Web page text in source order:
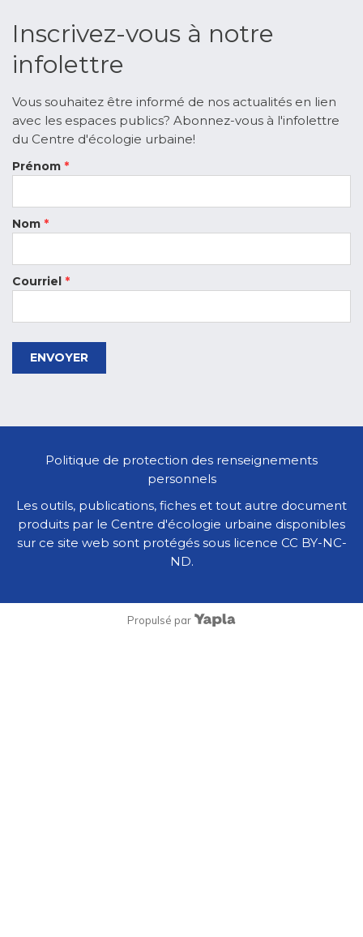
Inscrivez-vous à notre
infolettre
Vous souhaitez être informé de nos actualités en lien
avec les espaces publics? Abonnez-vous à l'infolettre
du Centre d'écologie urbaine!
Prénom *
Nom *
Courriel *
ENVOYER
Politique de protection des renseignements
personnels
Les outils, publications, fiches et tout autre document
produits par le Centre d'écologie urbaine disponibles
sur ce site web sont protégés sous licence CC BY-NC-
ND.
Propulsé par